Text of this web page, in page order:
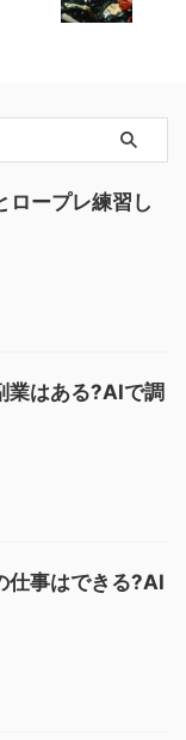
ロープレ練習し
業はある?AIで調
仕事はできる?AI